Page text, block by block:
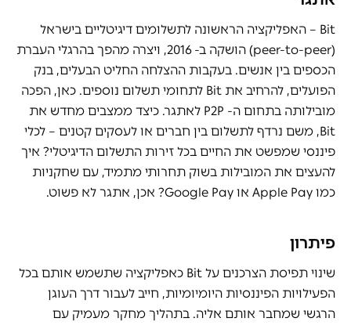
Bit – האפליקציה הראשונה לתשלומים דיגיטליים בישראל
(peer-to-peer) הושקה ב- 2016, ויצרה מהפך בהרגלי העברת
הכספים בין אנשים. בעקבות ההצלחה החליט הבעלים, בנק
הפועלים, להרחיב את Bit לתחומי תשלום נוספים. כאן, הפכה
מובילותה בתחום ה- P2P לאתגר. כיצד ממצבים מחדש את
Bit, משם נרדף לתשלום בין חברים או לעסקים קטנים – לכלי
פיננסי שמפשט את החיים בכל זירות התשלום הדיגיטלי? איך
להעצים את המובילות בשוק תחרותי מתמיד, עם שחקניות
כמו Apple Pay או Google Pay? אכן, אתגר לא פשוט.
פיתרון
שינוי תפיסת הצרכנים על Bit כאפליקציה שתשמש אותם בכל
הפעילויות הפיננסיות היומיומיות, חייב לעבור דרך העוגן
הרגשי שמחבר אותם אליה. בתהליך מחקר מעמיק עם